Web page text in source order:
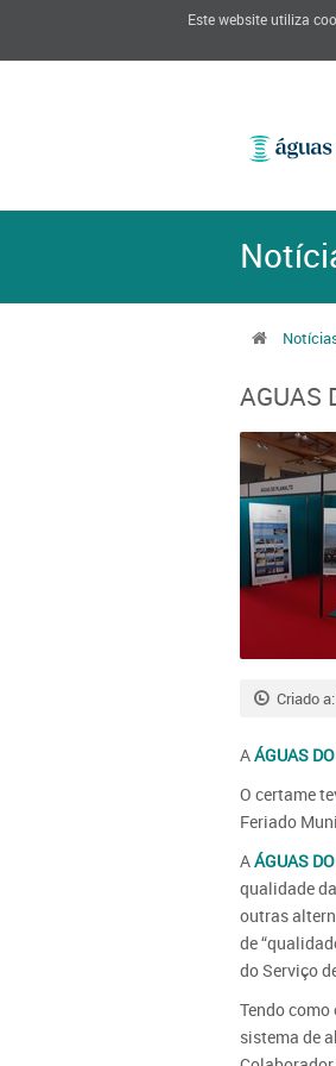
Este website utiliza
AGUAS
Criado
AÁGUAS
O certame
Feriado
AÁGUAS
qualidade
outras
de
do Serviço
Tendo
sistema de